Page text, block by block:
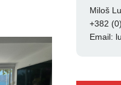
Miloš
+382
Email: